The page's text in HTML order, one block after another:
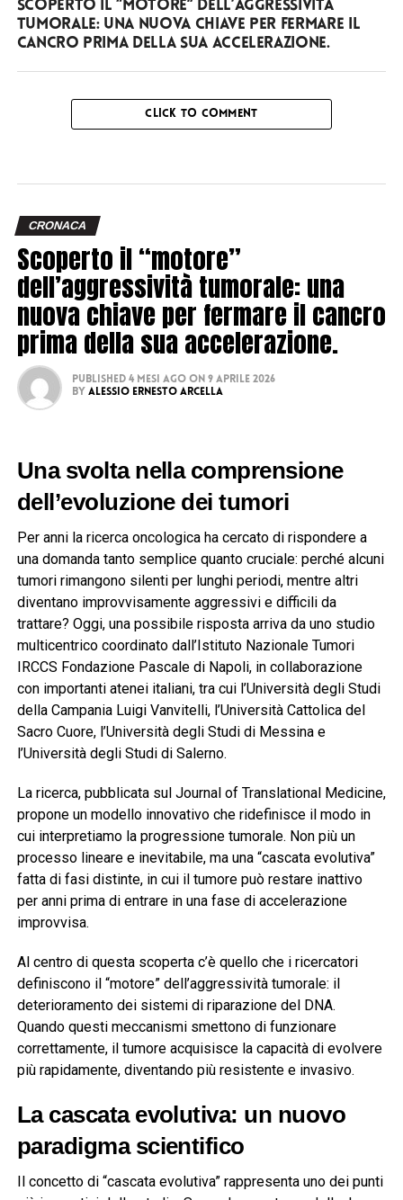
Scoperto il “motore” dell’aggressività
tumorale: una nuova chiave per fermare il
cancro prima della sua accelerazione.
CLICK TO COMMENT
CRONACA
Scoperto il “motore”
dell’aggressività tumorale: una
nuova chiave per fermare il cancro
prima della sua accelerazione.
Published 4 mesi ago on 9 Aprile 2026
By Alessio Ernesto Arcella
Una svolta nella comprensione
dell’evoluzione dei tumori
Per anni la ricerca oncologica ha cercato di rispondere a
una domanda tanto semplice quanto cruciale: perché alcuni
tumori rimangono silenti per lunghi periodi, mentre altri
diventano improvvisamente aggressivi e difficili da
trattare? Oggi, una possibile risposta arriva da uno studio
multicentrico coordinato dall’Istituto Nazionale Tumori
IRCCS Fondazione Pascaledi Napoli, in collaborazione
con importanti atenei italiani, tra cui l’Università degli Studi
della Campania Luigi Vanvitelli, l’Università Cattolica del
Sacro Cuore, l’Università degli Studi di Messinae
l’Università degli Studi di Salerno.
La ricerca, pubblicata sul Journal of Translational Medicine,
propone un modello innovativo che ridefinisce il modo in
cui interpretiamo la progressione tumorale. Non più un
processo lineare e inevitabile, ma una “cascata evolutiva”
fatta di fasi distinte, in cui il tumore può restare inattivo
per anni prima di entrare in una fase di accelerazione
improvvisa.
Al centro di questa scoperta c’è quello che i ricercatori
definiscono il “motore” dell’aggressività tumorale: il
deterioramento dei sistemi di riparazione del DNA.
Quando questi meccanismi smettono di funzionare
correttamente, il tumore acquisisce la capacità di evolvere
più rapidamente, diventando più resistente e invasivo.
La cascata evolutiva: un nuovo
paradigma scientifico
Il concetto di “cascata evolutiva” rappresenta uno dei punti